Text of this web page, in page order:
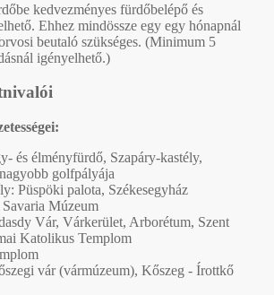
kedvezményes fürdőbelépő és
Ehhez mindössze egy egy hónapnál
beutaló szükséges. (Minimum 5
igényelhető.)
és élményfürdő, Szapáry-kastély,
golfpályája
Püspöki palota, Székesegyház
Múzeum
Vár, Várkerület, Arborétum, Szent
Katolikus Templom
vár (vármúzeum), Kőszeg - Írottkő